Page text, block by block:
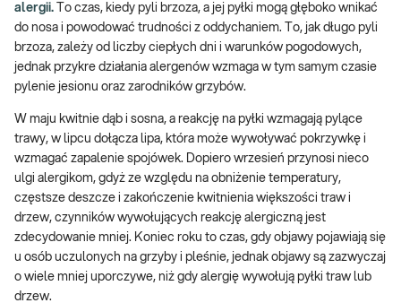
alergii. To czas, kiedy pyli brzoza, a jej pyłki mogą głęboko wnikać
do nosa i powodować trudności z oddychaniem. To, jak długo pyli
brzoza, zależy od liczby ciepłych dni i warunków pogodowych,
jednak przykre działania alergenów wzmaga w tym samym czasie
pylenie jesionu oraz zarodników grzybów.
W maju kwitnie dąb i sosna, a reakcję na pyłki wzmagają pylące
trawy, w lipcu dołącza lipa, która może wywoływać pokrzywkę i
wzmagać zapalenie spojówek. Dopiero wrzesień przynosi nieco
ulgi alergikom, gdyż ze względu na obniżenie temperatury,
częstsze deszcze i zakończenie kwitnienia większości traw i
drzew, czynników wywołujących reakcję alergiczną jest
zdecydowanie mniej. Koniec roku to czas, gdy objawy pojawiają się
u osób uczulonych na grzyby i pleśnie, jednak objawy są zazwyczaj
o wiele mniej uporczywe, niż gdy alergię wywołują pyłki traw lub
drzew.